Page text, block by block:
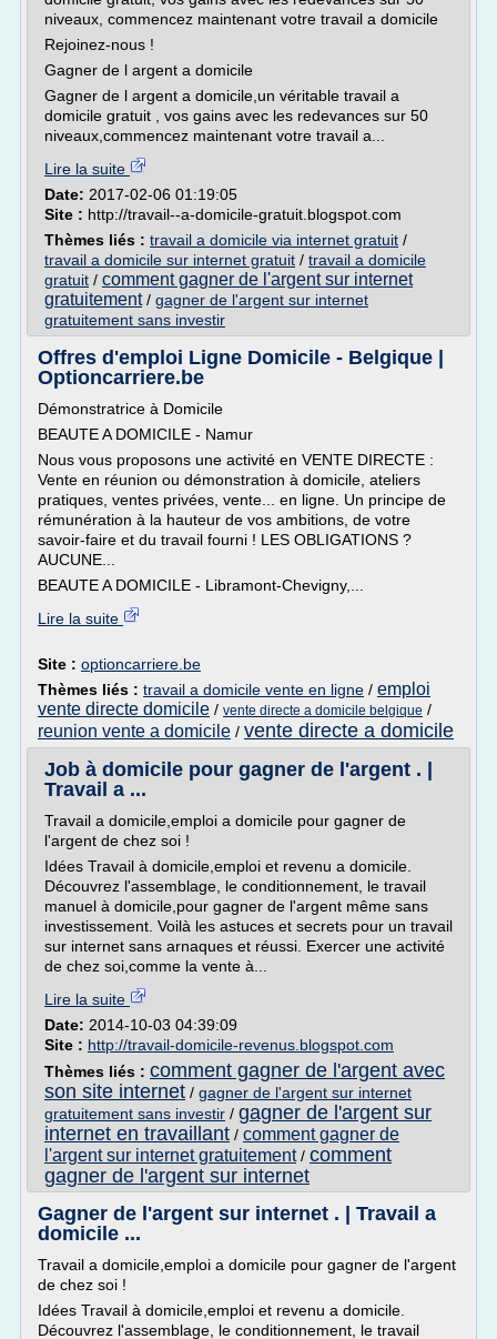
niveaux, commencez maintenant votre travail a domicile
Rejoinez-nous !
Gagner de l argent a domicile
Gagner de l argent a domicile,un véritable travail a
domicile gratuit , vos gains avec les redevances sur 50
niveaux,commencez maintenant votre travail a...
Lire la suite
Date: 2017-02-06 01:19:05
Site : http://travail--a-domicile-gratuit.blogspot.com
Thèmes liés : travail a domicile via internet gratuit /
travail a domicile sur internet gratuit / travail a domicile
gratuit / comment gagner de l'argent sur internet
gratuitement/ gagner de l'argent sur internet
gratuitement sans investir
Offres d'emploi Ligne Domicile - Belgique |
Optioncarriere.be
Démonstratrice à Domicile
BEAUTE A DOMICILE - Namur
Nous vous proposons une activité en VENTE DIRECTE :
Vente en réunion ou démonstration à domicile, ateliers
pratiques, ventes privées, vente... en ligne. Un principe de
rémunération à la hauteur de vos ambitions, de votre
savoir-faire et du travail fourni ! LES OBLIGATIONS ?
AUCUNE...
BEAUTE A DOMICILE - Libramont-Chevigny,...
Lire la suite
Site : optioncarriere.be
Thèmes liés : travail a domicile vente en ligne / emploi
vente directe domicile / vente directe a domicile belgique /
reunion vente a domicile / vente directe a domicile
Job à domicile pour gagner de l'argent . |
Travail a ...
Travail a domicile,emploi a domicile pour gagner de
l'argent de chez soi !
Idées Travail à domicile,emploi et revenu a domicile.
Découvrez l'assemblage, le conditionnement, le travail
manuel à domicile,pour gagner de l'argent même sans
investissement. Voilà les astuces et secrets pour un travail
sur internet sans arnaques et réussi. Exercer une activité
de chez soi,comme la vente à...
Lire la suite
Date: 2014-10-03 04:39:09
Site : http://travail-domicile-revenus.blogspot.com
Thèmes liés : comment gagner de l'argent avec
son site internet / gagner de l'argent sur internet
gratuitement sans investir / gagner de l'argent sur
internet en travaillant / comment gagner de
l'argent sur internet gratuitement/ comment
gagner de l'argent sur internet
Gagner de l'argent sur internet . | Travail a
domicile ...
Travail a domicile,emploi a domicile pour gagner de l'argent
de chez soi !
Idées Travail à domicile,emploi et revenu a domicile.
Découvrez l'assemblage, le conditionnement, le travail